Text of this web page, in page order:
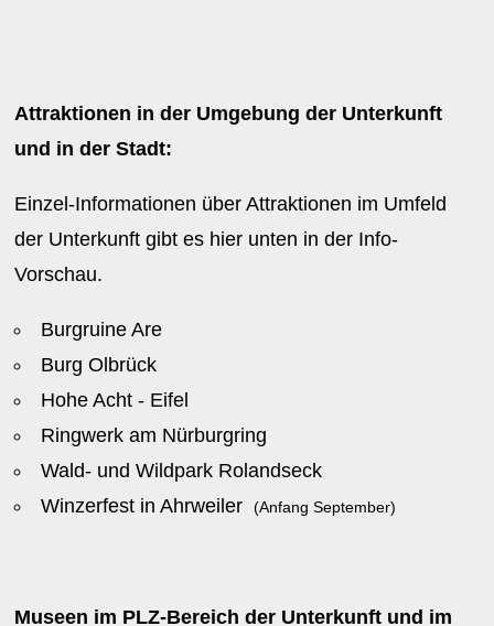
Attraktionen in der Umgebung der Unterkunft
und in der Stadt:
Einzel-Informationen über Attraktionen im Umfeld
der Unterkunft gibt es hier unten in der Info-
Vorschau.
Burgruine Are
Burg Olbrück
Hohe Acht - Eifel
Ringwerk am Nürburgring
Wald- und Wildpark Rolandseck
Winzerfest in Ahrweiler(Anfang September)
Museen im PLZ-Bereich der Unterkunft und im